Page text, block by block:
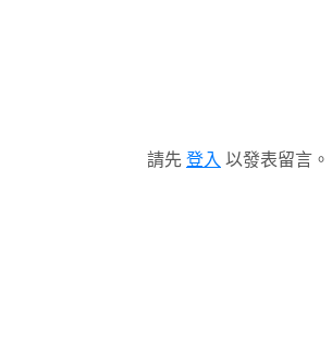
請先 登入 以發表留言。